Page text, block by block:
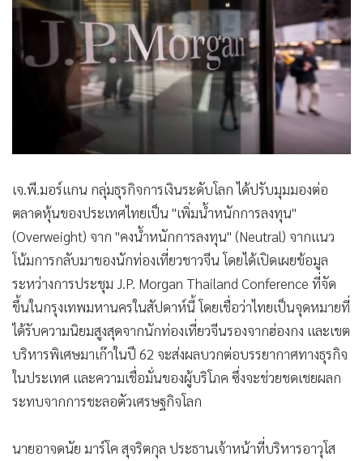
•
Management & HR
MGR Live
Infographic
การเมือง
• Special Scoop
• เศรษฐกิจ-ธุรกิจ
• จีน
ชุมชน-คุณภาพชีวิต
• อาชญากรรม
• Motoring
• เกม
• วิทยาศาสตร์
• SMEs
• อินโดจีน
เจ.พี.มอร์แกน กลุ่มธุรกิจการเงินระดับโลก ได้ปรับมุมมองต่อ
ตลาดหุ้นของประเทศไทยเป็น "เพิ่มน้ำหนักการลงทุน"
(Overweight) จาก "คงน้ำหนักการลงทุน" (Neutral) จากแนว
โน้มการกลับมาของนักท่องเที่ยวชาวจีน โดยได้เปิดเผยข้อมูล
ระหว่างการประชุม J.P. Morgan Thailand Conference ที่จัด
ขึ้นในกรุงเทพมหานครในสัปดาห์นี้ โดยเชื่อว่าไทยเป็นจุดหมายที่
ได้รับความนิยมสูงสุดจากนักท่องเที่ยวจีนรองจากฮ่องกง และเขต
บริหารพิเศษมาเก๊าในปี 62 จะส่งผลบวกต่อบรรยากาศทางธุรกิจ
ในประเทศ และความเชื่อมั่นของผู้บริโภค ซึ่งจะช่วยชดเชยผลก
ระทบจากการชะลอตัวเศรษฐกิจโลก
นายอาจดนัย มาร์โค สุจริตกุล ประธานเจ้าหน้าที่บริหารอาวุโส